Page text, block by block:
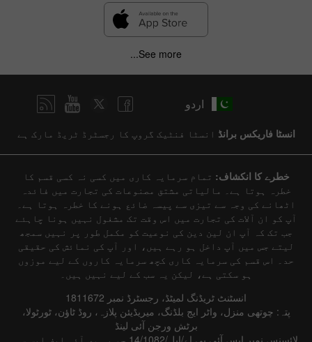
See more...
اردو
انسٹا فاریکس برانڈ انسٹا فنٹیک گروپ کا رجسٹرڈ ٹریڈ مارک ہے
خطرے کا انکشاف: تمام سرمایہ کاری میں کسی نہ کسی قسم کا
خطرہ ہوتا ہے۔ مالیاتی مشتق مصنوعات کی تجارت میں فائدہ
اٹھانے کی وجہ سے تیزی سے پیسہ ضائع ہونے کا خطرہ ہوتا ہے۔
آپ کو ان آلات کی تجارت میں اس وقت تک مشغول نہیں ہونا چاہئے
جب تک کہ آپ ان لین دین کی نوعیت کو مکمل طور پر نہیں سمجھ
لیتے جس میں آپ داخل ہو رہے ہیں، اور آپ کی نمائش کی حقیقی
حد۔ اس قسم کی سرمایہ کاری کچھ سرمایہ کاروں کے لیے موزوں
ہو سکتی ہے، لیکن یہ سب کے لیے نہیں ہیں۔
انسٹنٹ ٹریڈنگ لمیٹڈ، رجسٹرڈ نمبر 1811672
پتہ: چوتھی منزل، واٹر ایج بلڈنگ، میریڈیئن پلازہ، روڈ ٹاؤن، ٹورٹولا،
برٹش ورجن آئی لینڈ
لائسنس نمبر ایس آئی بی اے/ایل/14/1082 جو بی وی آئی ایف ایس سی